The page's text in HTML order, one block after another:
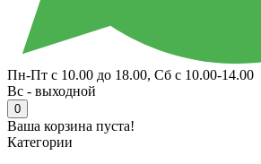
Пн-Пт с 10.00 до 18.00, Сб с 10.00-14.00
Вс - выходной
0
Ваша корзина пуста!
Категории